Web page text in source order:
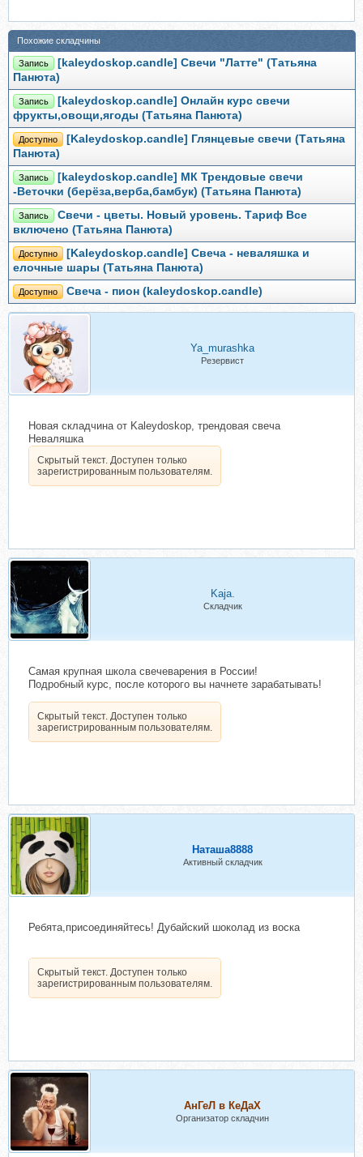
Похожие складчины
Запись
[kaleydoskop.candle] Свечи "Латте" (Татьяна
Панюта)
Запись
[kaleydoskop.candle] Онлайн курс свечи
фрукты,овощи,ягоды (Татьяна Панюта)
Доступно
[Kaleydoskop.candle] Глянцевые свечи (Татьяна
Панюта)
Запись
[kaleydoskop.candle] МК Трендовые свечи
-Веточки (берёза,верба,бамбук) (Татьяна Панюта)
Запись
Свечи - цветы. Новый уровень. Тариф Все
включено (Татьяна Панюта)
Доступно
[Kaleydoskop.candle] Свеча - неваляшка и
елочные шары (Татьяна Панюта)
Доступно Свеча - пион (kaleydoskop.candle)
Ya_murashka
Резервист
Новая складчина от Kaleydoskop, трендовая свеча
Неваляшка
Скрытый текст. Доступен только
зарегистрированным пользователям.
Kaja.
Складчик
Самая крупная школа свечеварения в России!
Подробный курс, после которого вы начнете зарабатывать!
Скрытый текст. Доступен только
зарегистрированным пользователям.
Наташа8888
Активный складчик
Ребята,присоединяйтесь! Дубайский шоколад из воска
Скрытый текст. Доступен только
зарегистрированным пользователям.
АнГеЛ в КеДаХ
Организатор складчин